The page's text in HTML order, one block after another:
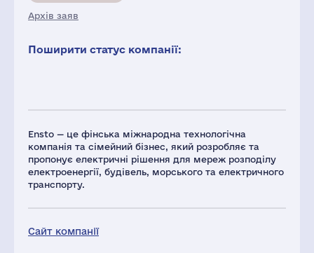
Ensto — це фінська міжнародна технологічна
компанія та сімейний бізнес, який розробляє та
пропонує електричні рішення для мереж розподілу
електроенергії, будівель, морського та електричного
транспорту.
Сайт компанії
Архів заяв
Поширити статус компанії: